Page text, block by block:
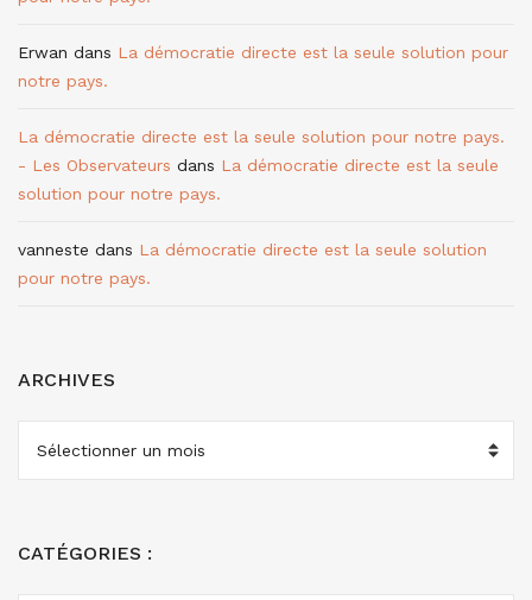
Erwan dans La démocratie directe est la seule solution pour
notre pays.
La démocratie directe est la seule solution pour notre pays.
- Les Observateurs dans La démocratie directe est la seule
solution pour notre pays.
vanneste dans La démocratie directe est la seule solution
pour notre pays.
ARCHIVES
ARCHIVES
CATÉGORIES :